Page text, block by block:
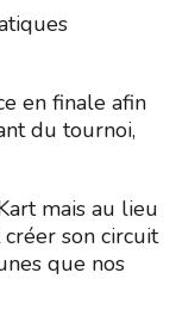
en finale afin
du tournoi,
mais au lieu
son circuit
que nos